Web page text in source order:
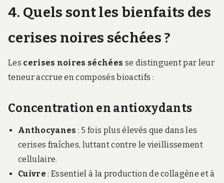
4. Quels sont les bienfaits des
cerises noires séchées ?
Les cerises noires séchées se distinguent par leur
teneur accrue en composés bioactifs :
Concentration en antioxydants
Anthocyanes : 5 fois plus élevés que dans les
cerises fraîches, luttant contre le vieillissement
cellulaire.
Cuivre : Essentiel à la production de collagène et à